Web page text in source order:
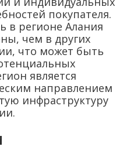
покупателя.
в регионе Алания
чем в других
что может быть
является
направлением
инфраструктуру